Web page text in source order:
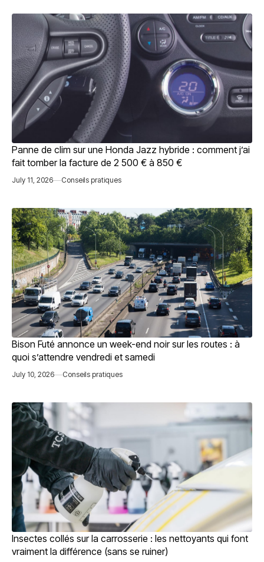
Panne de clim sur une Honda Jazz hybride : comment j’ai
fait tomber la facture de 2 500 € à 850 €
July 11, 2026 Conseils pratiques
Bison Futé annonce un week-end noir sur les routes : à
quoi s’attendre vendredi et samedi
July 10, 2026 Conseils pratiques
Insectes collés sur la carrosserie : les nettoyants qui font
vraiment la différence (sans se ruiner)